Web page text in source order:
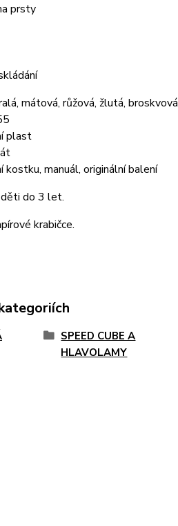
prsty
mátová, růžová, žlutá, broskvová
plast
kostku, manuál, originální balení
děti do 3 let.
krabičce.
SPEED CUBE A
HLAVOLAMY